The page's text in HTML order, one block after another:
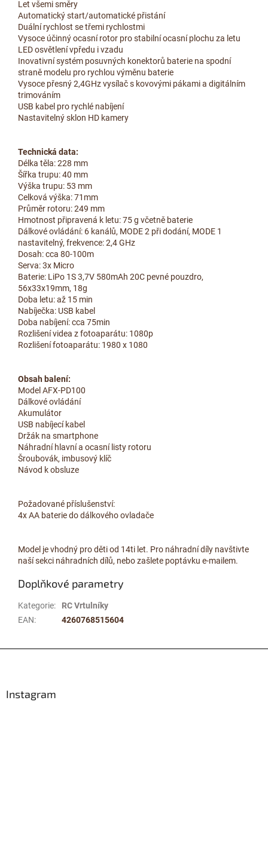
Let všemi směry
Automatický start/automatické přistání
Duální rychlost se třemi rychlostmi
Vysoce účinný ocasní rotor pro stabilní ocasní plochu za letu
LED osvětlení vpředu i vzadu
Inovativní systém posuvných konektorů baterie na spodní
straně modelu pro rychlou výměnu baterie
Vysoce přesný 2,4GHz vysílač s kovovými pákami a digitálním
trimováním
USB kabel pro rychlé nabíjení
Nastavitelný sklon HD kamery
Technická data:
Délka těla: 228 mm
Šířka trupu: 40 mm
Výška trupu: 53 mm
Celková výška: 71mm
Průměr rotoru: 249 mm
Hmotnost připravená k letu: 75 g včetně baterie
Dálkové ovládání: 6 kanálů, MODE 2 při dodání, MODE 1
nastavitelný, frekvence: 2,4 GHz
Dosah: cca 80-100m
Serva: 3x Micro
Baterie: LiPo 1S 3,7V 580mAh 20C pevné pouzdro,
56x33x19mm, 18g
Doba letu: až 15 min
Nabíječka: USB kabel
Doba nabíjení: cca 75min
Rozlišení videa z fotoaparátu: 1080p
Rozlišení fotoaparátu: 1980 x 1080
Obsah balení:
Model AFX-PD100
Dálkové ovládání
Akumulátor
USB nabíjecí kabel
Držák na smartphone
Náhradní hlavní a ocasní listy rotoru
Šroubovák, imbusový klíč
Návod k obsluze
Požadované příslušenství:
4x AA baterie do dálkového ovladače
Model je vhodný pro děti od 14ti let. Pro náhradní díly navštivte
naší sekci náhradních dílů, nebo zašlete poptávku e-mailem.
Doplňkové parametry
Kategorie:
RC Vrtulníky
EAN: 4260768515604
Instagram